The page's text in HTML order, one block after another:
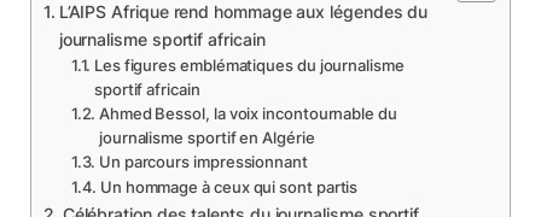
L’AIPS Afrique rend hommage aux légendes du
journalisme sportif africain
Les figures emblématiques du journalisme
sportif africain
Ahmed Bessol, la voix incontournable du
journalisme sportif en Algérie
Un parcours impressionnant
Un hommage à ceux qui sont partis